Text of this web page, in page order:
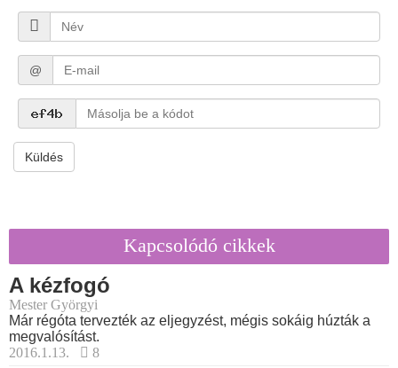
@
Küldés
Kapcsolódó cikkek
A kézfogó
Mester Györgyi
Már régóta tervezték az eljegyzést, mégis sokáig húzták a
megvalósítást.
2016.1.13.
8